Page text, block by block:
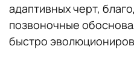
адаптивных черт,
позвоночные
быстро